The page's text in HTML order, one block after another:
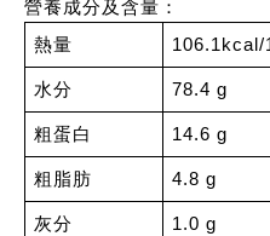
營養成分及含量：
熱量
106.1kcal/
水分 78.4 g
粗蛋白 14.6 g
粗脂肪 4.8 g
灰分 1.0 g